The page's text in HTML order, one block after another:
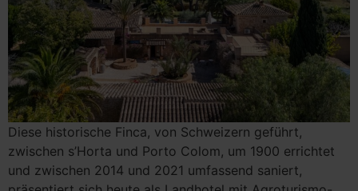
Diese historische Finca, von Schweizern geführt,
zwischen s’Horta und Porto Colom, um 1900 errichtet
und zwischen 2014 und 2021 umfassend saniert,